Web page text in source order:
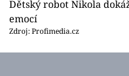
Dětský robot Nikola
emocí
Zdroj: Profimedia.cz